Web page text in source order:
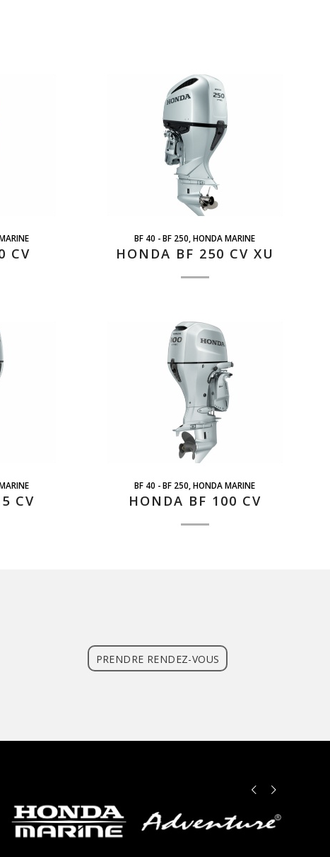
CV
BF 40 - BF 250 ,HONDA MARINE
HONDA BF 250 CV XU
CV
BF 40 - BF 250,HONDA MARINE
HONDA BF 100 CV
PRENDRE RENDEZ-VOUS